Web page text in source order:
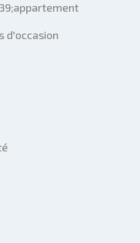
d'occasion